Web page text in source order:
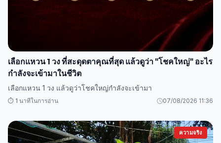
เลือกแหวน 1 วง ที่สะดุดตาคุณที่สุด แล้วดูว่า "โชคใหญ่" อะไร
กำลังจะเข้ามาในชีวิต
เลือกแหวน 1 วง แล้วดูว่าโชคใหญ่กำลังจะเข้ามา
⏱️ 1 นาทีในการอ่าน 07/08/2026 11:36
ความจริง